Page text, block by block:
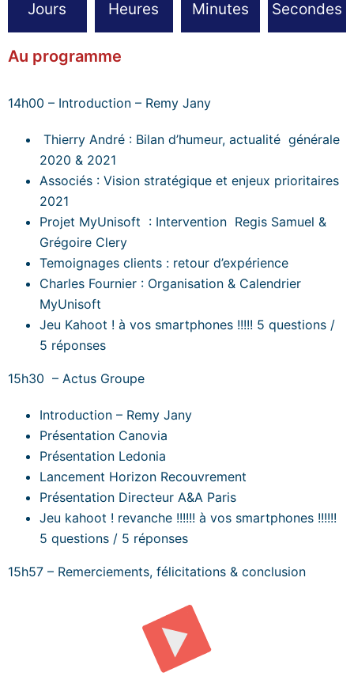
Jours Heures Minutes Secondes
Au programme
14h00 – Introduction – Remy Jany
Thierry André : Bilan d’humeur, actualité générale
2020 & 2021
Associés : Vision stratégique et enjeux prioritaires
2021
Projet MyUnisoft : Intervention Regis Samuel &
Grégoire Clery
Temoignages clients : retour d’expérience
Charles Fournier : Organisation & Calendrier
MyUnisoft
Jeu Kahoot ! à vos smartphones !!!!! 5 questions /
5 réponses
15h30 – Actus Groupe
Introduction – Remy Jany
Présentation Canovia
Présentation Ledonia
Lancement Horizon Recouvrement
Présentation Directeur A&A Paris
Jeu kahoot ! revanche !!!!!! à vos smartphones !!!!!!
5 questions / 5 réponses
15h57 – Remerciements, félicitations & conclusion